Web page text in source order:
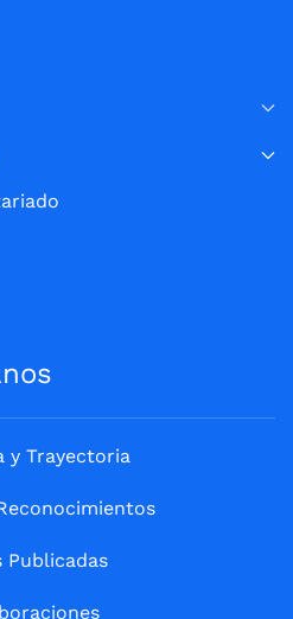
y Trayectoria
Publicadas